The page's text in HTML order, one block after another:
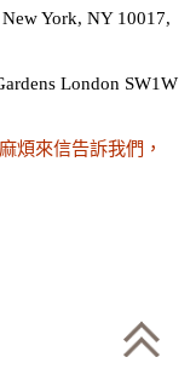
York, NY 10017,
London SW1W
煩來信告訴我們，